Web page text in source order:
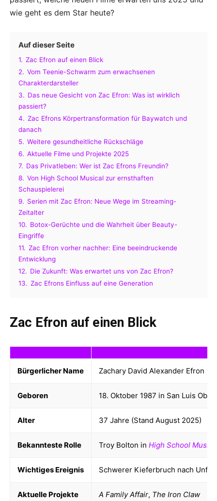
wie geht es dem Star heute?
Auf dieser Seite
1. Zac Efron auf einen Blick
2. Vom Teenie-Schwarm zum erwachsenen
Charakterdarsteller
3. Das neue Gesicht von Zac Efron: Was ist wirklich
passiert?
4. Zac Efrons Körpertransformation für Baywatch und
danach
5. Weitere gesundheitliche Rückschläge
6. Aktuelle Filme und Projekte 2025
7. Das Privatleben: Wer ist Zac Efrons Freundin?
8. Von High School Musical zur ernsthaften
Schauspielerei
9. Serien mit Zac Efron: Neue Wege im Streaming-
Zeitalter
10. Botox-Gerüchte und die Wahrheit über Beauty-
Eingriffe
11. Zac Efron vorher nachher: Eine beeindruckende
Entwicklung
12. Die Zukunft: Was erwartet uns von Zac Efron?
13. Zac Efrons Einfluss auf eine Generation
Zac Efron auf einen Blick
Bürgerlicher Name Zachary David Alexander Efron
Geboren 18. Oktober 1987 in San Luis
Alter 37 Jahre (Stand August 2025)
Bekannteste Rolle Troy Bolton in High School
Wichtiges Ereignis Schwerer Kieferbruch nach Unfall
Aktuelle Projekte A Family Affair, The Iron Claw